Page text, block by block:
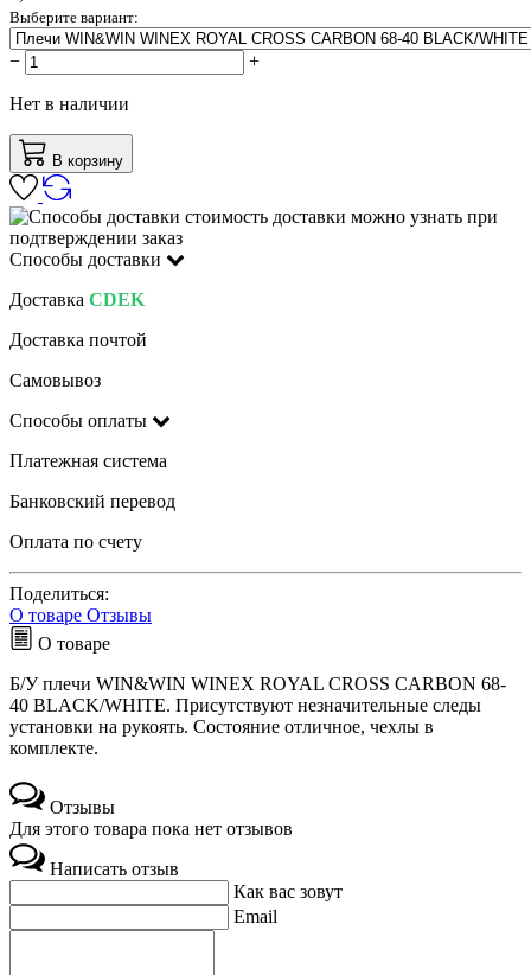
Выберите вариант:
− +
Нет в наличии
В корзину
стоимость доставки можно узнать при
подтверждении заказ
Способы доставки
Доставка CDEK
Доставка почтой
Самовывоз
Способы оплаты
Платежная система
Банковский перевод
Оплата по счету
Поделиться:
О товаре Отзывы
О товаре
Б/У плечи WIN&WIN WINEX ROYAL CROSS CARBON 68-
40 BLACK/WHITE. Присутствуют незначительные следы
установки на рукоять. Состояние отличное, чехлы в
комплекте.
Отзывы
Для этого товара пока нет отзывов
Написать отзыв
Как вас зовут
Email